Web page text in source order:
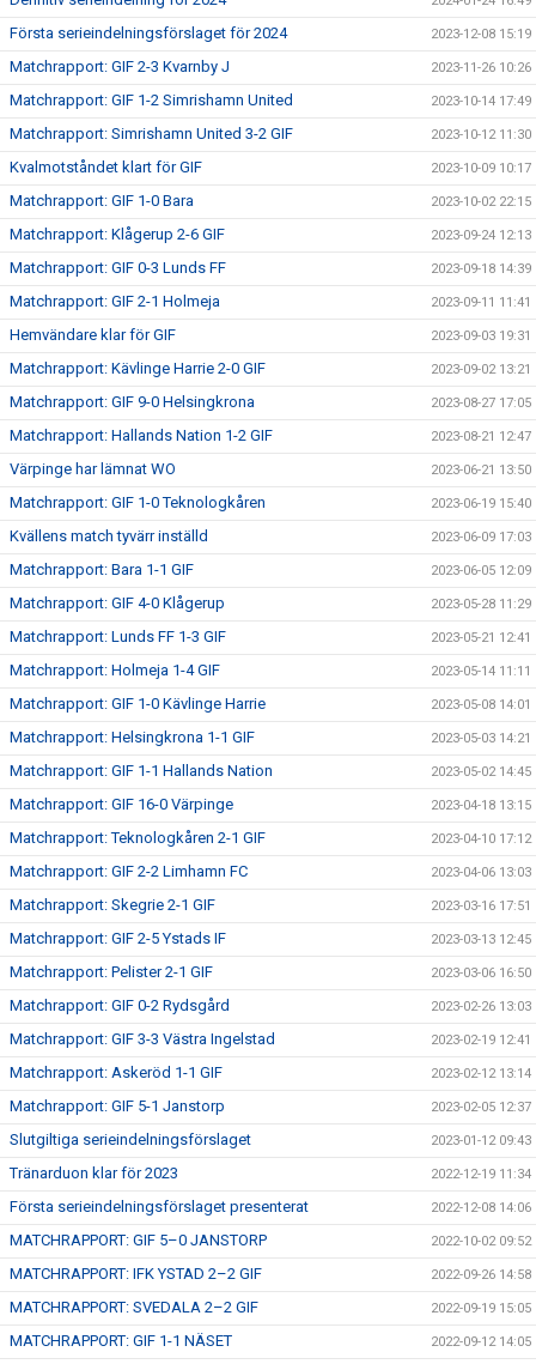
Första serieindelningsförslaget för 2024 2023-12-08 15:19
Matchrapport: GIF 2-3 Kvarnby J 2023-11-26 10:26
Matchrapport: GIF 1-2 Simrishamn United 2023-10-14 17:49
Matchrapport: Simrishamn United 3-2 GIF 2023-10-12 11:30
Kvalmotståndet klart för GIF 2023-10-09 10:17
Matchrapport: GIF 1-0 Bara 2023-10-02 22:15
Matchrapport: Klågerup 2-6 GIF 2023-09-24 12:13
Matchrapport: GIF 0-3 Lunds FF 2023-09-18 14:39
Matchrapport: GIF 2-1 Holmeja 2023-09-11 11:41
Hemvändare klar för GIF 2023-09-03 19:31
Matchrapport: Kävlinge Harrie 2-0 GIF 2023-09-02 13:21
Matchrapport: GIF 9-0 Helsingkrona 2023-08-27 17:05
Matchrapport: Hallands Nation 1-2 GIF 2023-08-21 12:47
Värpinge har lämnat WO 2023-06-21 13:50
Matchrapport: GIF 1-0 Teknologkåren 2023-06-19 15:40
Kvällens match tyvärr inställd 2023-06-09 17:03
Matchrapport: Bara 1-1 GIF 2023-06-05 12:09
Matchrapport: GIF 4-0 Klågerup 2023-05-28 11:29
Matchrapport: Lunds FF 1-3 GIF 2023-05-21 12:41
Matchrapport: Holmeja 1-4 GIF 2023-05-14 11:11
Matchrapport: GIF 1-0 Kävlinge Harrie 2023-05-08 14:01
Matchrapport: Helsingkrona 1-1 GIF 2023-05-03 14:21
Matchrapport: GIF 1-1 Hallands Nation 2023-05-02 14:45
Matchrapport: GIF 16-0 Värpinge 2023-04-18 13:15
Matchrapport: Teknologkåren 2-1 GIF 2023-04-10 17:12
Matchrapport: GIF 2-2 Limhamn FC 2023-04-06 13:03
Matchrapport: Skegrie 2-1 GIF 2023-03-16 17:51
Matchrapport: GIF 2-5 Ystads IF 2023-03-13 12:45
Matchrapport: Pelister 2-1 GIF 2023-03-06 16:50
Matchrapport: GIF 0-2 Rydsgård 2023-02-26 13:03
Matchrapport: GIF 3-3 Västra Ingelstad 2023-02-19 12:41
Matchrapport: Askeröd 1-1 GIF 2023-02-12 13:14
Matchrapport: GIF 5-1 Janstorp 2023-02-05 12:37
Slutgiltiga serieindelningsförslaget 2023-01-12 09:43
Tränarduon klar för 2023 2022-12-19 11:34
Första serieindelningsförslaget presenterat 2022-12-08 14:06
MATCHRAPPORT: GIF 5–0 JANSTORP 2022-10-02 09:52
MATCHRAPPORT: IFK YSTAD 2–2 GIF 2022-09-26 14:58
MATCHRAPPORT: SVEDALA 2–2 GIF 2022-09-19 15:05
MATCHRAPPORT: GIF 1-1 NÄSET 2022-09-12 14:05